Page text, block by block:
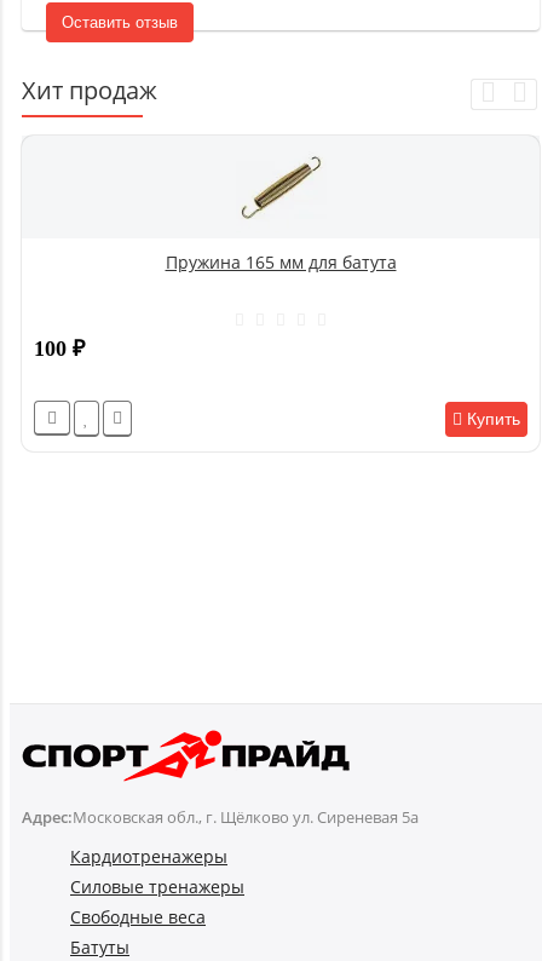
Оставить отзыв
Хит продаж
Пружина 165 мм для батута
100 ₽
Купить
Адрес:Московская обл., г. Щёлково ул. Сиреневая 5а
Кардиотренажеры
Силовые тренажеры
Свободные веса
Батуты